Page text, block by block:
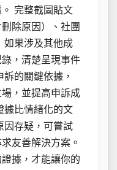
完整截圖貼文
除原因）、社團
如果涉及其他成
，清楚呈現事件
的關鍵依據，
，並提高申訴成
據比情緒化的文
因存疑，可嘗試
友善解決方案。
據，才能讓你的